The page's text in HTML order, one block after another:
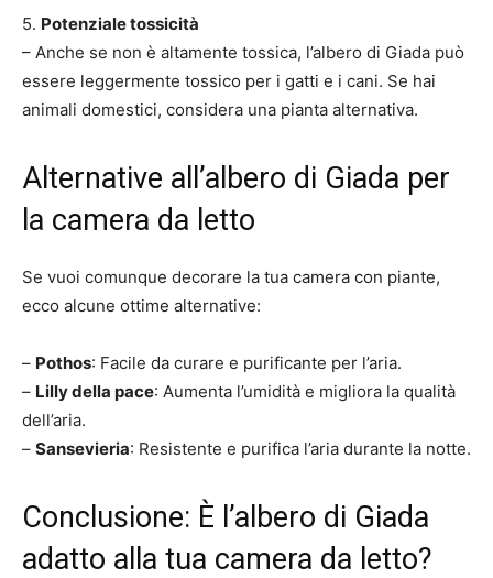
5. Potenziale tossicità
– Anche se non è altamente tossica, l’albero di Giada può
essere leggermente tossico per i gatti e i cani. Se hai
animali domestici, considera una pianta alternativa.
Alternative all’albero di Giada per
la camera da letto
Se vuoi comunque decorare la tua camera con piante,
ecco alcune ottime alternative:
– Pothos: Facile da curare e purificante per l’aria.
– Lilly della pace: Aumenta l’umidità e migliora la qualità
dell’aria.
– Sansevieria: Resistente e purifica l’aria durante la notte.
Conclusione: È l’albero di Giada
adatto alla tua camera da letto?